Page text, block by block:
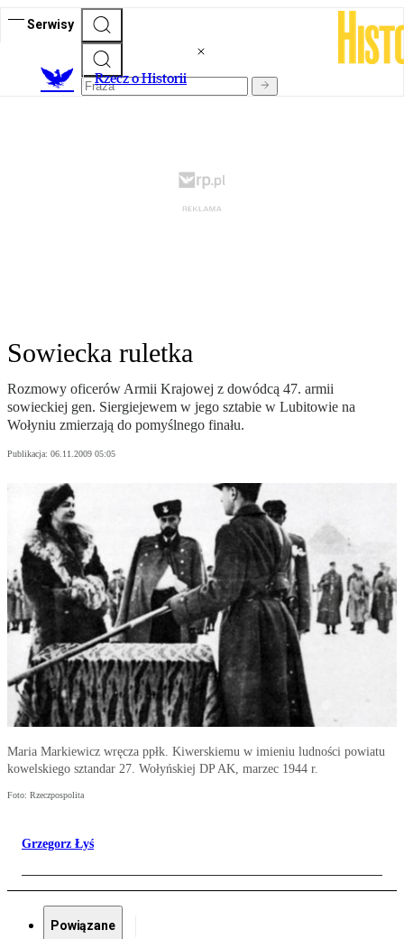
Serwisy
Rzecz o Historii
Sowiecka ruletka
Rozmowy oficerów Armii Krajowej z dowódcą 47. armii
sowieckiej gen. Siergiejewem w jego sztabie w Lubitowie na
Wołyniu zmierzają do pomyślnego finału.
Publikacja: 06.11.2009 05:05
Maria Markiewicz wręcza ppłk. Kiwerskiemu w imieniu ludności powiatu
kowelskiego sztandar 27. Wołyńskiej DP AK, marzec 1944 r.
Foto: Rzeczpospolita
Grzegorz Łyś
Powiązane